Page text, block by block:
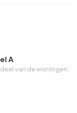
A
van de woningen